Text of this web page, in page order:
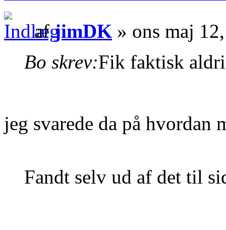
afjimDK » ons maj
Bo skrev:Fik faktisk
jeg svarede da på
Fandt selv ud af det til